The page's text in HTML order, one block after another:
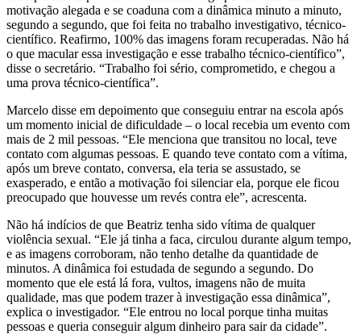
motivação alegada e se coaduna com a dinâmica minuto a minuto,
segundo a segundo, que foi feita no trabalho investigativo, técnico-
científico. Reafirmo, 100% das imagens foram recuperadas. Não há
o que macular essa investigação e esse trabalho técnico-científico”,
disse o secretário. “Trabalho foi sério, comprometido, e chegou a
uma prova técnico-científica”.
Marcelo disse em depoimento que conseguiu entrar na escola após
um momento inicial de dificuldade – o local recebia um evento com
mais de 2 mil pessoas. “Ele menciona que transitou no local, teve
contato com algumas pessoas. E quando teve contato com a vítima,
após um breve contato, conversa, ela teria se assustado, se
exasperado, e então a motivação foi silenciar ela, porque ele ficou
preocupado que houvesse um revés contra ele”, acrescenta.
Não há indícios de que Beatriz tenha sido vítima de qualquer
violência sexual. “Ele já tinha a faca, circulou durante algum tempo,
e as imagens corroboram, não tenho detalhe da quantidade de
minutos. A dinâmica foi estudada de segundo a segundo. Do
momento que ele está lá fora, vultos, imagens não de muita
qualidade, mas que podem trazer à investigação essa dinâmica”,
explica o investigador. “Ele entrou no local porque tinha muitas
pessoas e queria conseguir algum dinheiro para sair da cidade”.